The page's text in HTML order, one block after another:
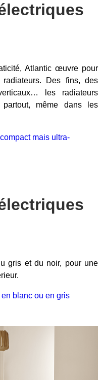
Atlantic œuvre pour
radiateurs. Des fins, des
les radiateurs
même dans les
mais ultra-
gris et du noir, pour une
blanc ou en gris